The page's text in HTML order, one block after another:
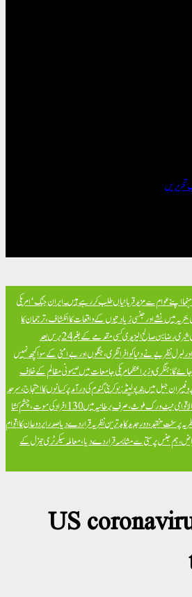
اپنے عوام سے مزید قربانیاں طلب کر رہے ہیں۔ایران جنگ ‘امریکی
میں نشے اور جنسی زیادتیوں کے واقعات کا انکشاف، ترجمان کا
تیونسی شہری رضا بن صالح الیزیدی کسی مقدمے کے بغیر 24 برس بعد
لبرل نظریے نے دنیا کو افراتفری، جنگوں اور بےامنی کے سوا کچھ نہیں
گا: ہنگری وزیراعظمامریکی جامعات میں صیہونی مظالم کے خلاف
جیل میں بندپولینڈ: یوکرینی گندم کی درآمد پر کسانوں کا احتجاج، سرحد
خود کشی کے لیے آن لائن سہولت، بین الاقوامی نیٹ ورک ملوث، صرف برطانیہ میں 130 افراد کی موت، چشم کشا
تنقید، دور جدید کا بدترین نظریہ قرار دے دیاصدر ایردوعان کا اقوام
ہم جنس پرستی سے مشابہہ قرار دے دیا، معاملہ سیکرٹری جنرل کے
US